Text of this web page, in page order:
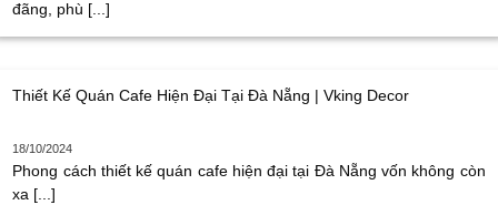
đãng, phù [...]
Thiết Kế Quán Cafe Hiện Đại Tại Đà Nẵng | Vking Decor
18/10/2024
Phong cách thiết kế quán cafe hiện đại tại Đà Nẵng vốn không còn
xa [...]